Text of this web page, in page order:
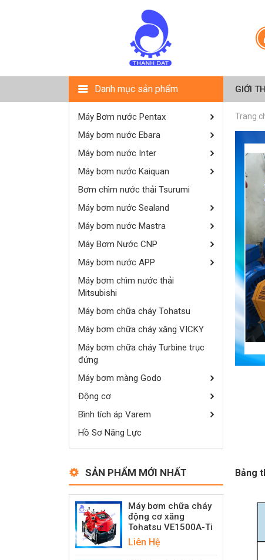
Danh mục sản phẩm GIỚI
Máy Bơm nước Pentax
Máy bơm nước Ebara
Máy bơm nước Inter
Máy bơm nước Kaiquan
Bơm chìm nước thải Tsurumi
Máy bơm nước Sealand
Máy bơm nước Mastra
Máy Bơm Nước CNP
Máy bơm nước APP
Máy bơm chìm nước thải
Mitsubishi
Máy bơm chữa cháy Tohatsu
Máy bơm chữa cháy xăng VICKY
Máy bơm chữa cháy Turbine trục
đứng
Máy bơm màng Godo
Động cơ
Bình tích áp Varem
Hồ Sơ Năng Lực
SẢN PHẨM MỚI NHẤT
Máy bơm chữa cháy
động cơ xăng
Tohatsu VE1500A-Ti
Liên Hệ
Trang
Bảng